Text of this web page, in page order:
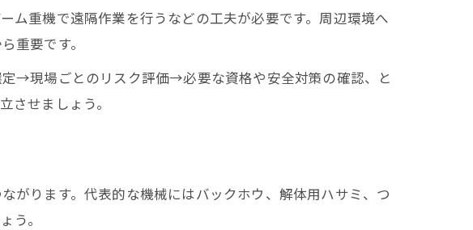
名称整理法
味と違い
と用途解説
識を整理
の活用法
を考える
ム重機で遠隔作業を行うなどの工夫が必要です。周辺環境へ
重要です。
→現場ごとのリスク評価→必要な資格や安全対策の確認、と
させましょう。
がります。代表的な機械にはバックホウ、解体用ハサミ、つ
う。